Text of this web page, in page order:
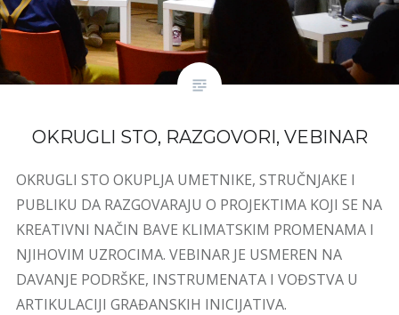
OKRUGLI STO, RAZGOVORI, VEBINAR
OKRUGLI STO OKUPLJA UMETNIKE, STRUČNJAKE I
PUBLIKU DA RAZGOVARAJU O PROJEKTIMA KOJI SE NA
KREATIVNI NAČIN BAVE KLIMATSKIM PROMENAMA I
NJIHOVIM UZROCIMA. VEBINAR JE USMEREN NA
DAVANJE PODRŠKE, INSTRUMENATA I VOĐSTVA U
ARTIKULACIJI GRAĐANSKIH INICIJATIVA.